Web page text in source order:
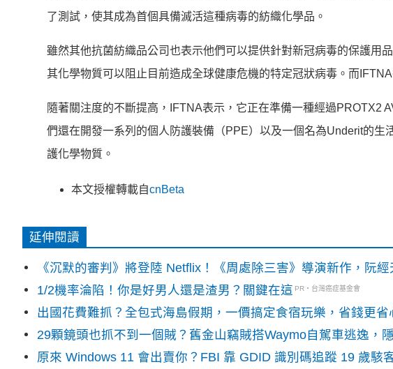
了測試，使其成為首個具備滅活這種病毒的紡織化學品。
雖然其他抗菌紡織品公司也表示他們可以提供針對新冠病毒的保護用
其化學物質可以阻止目前造成全球健康危機的特定冠狀病毒。而IFTNA
隨著關注度的不斷提高，IFTNA表示，它正在準備一種經過PROTX2
們還在開發一系列的個人防護裝備（PPE）以及一個名為Underit的
護化學物質。
本文授權轉載自cnBeta
延伸閱讀
《沉默的審判》將登陸 Netflix！《周處除三害》導演新作，阮
1/2機率淪陷！你是好男人還是渣男？關鍵在這 PR・台灣癌症基金會
出國花費難抓？全包式海島假期，一價搞定食宿玩樂，省錢更省
29顆鏡頭也抓不到一個賊？舊金山竊賊搭Waymo自駕車逃逸，
原來 Windows 11 會出賣你？FBI 靠 GDID 識別碼追蹤 19 歲駭